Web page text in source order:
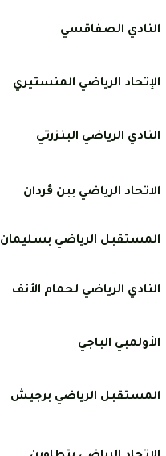
النادي الصفاقسي
الإتحاد الرياضي المنستيري
النادي الرياضي البنزرتي
الاتحاد الرياضي ببن ڨردان
المستقبل الرياضي بسليمان
النادي الرياضي لحمام الأنف
الأولمبي الباجي
المستقبل الرياضي برجيش